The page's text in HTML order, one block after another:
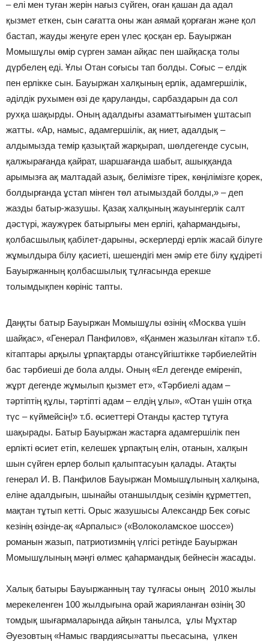
– елі мен туған жерін нағыз сүйген, оған қашан да адал
қызмет еткен, сын сағатта оны жан аямай қорғаған және қол
бастап, жауды жеңуге ерен үлес қосқан ер. Бауыржан
Момышұлы өмір сүрген заман айқас пен шайқасқа толы
дүрбелең еді. Ұлы Отан соғысы тап болды. Соғыс – елдік
пен ерлікке сын. Бауыржан халқының ерлік, адамгершілік,
әділдік рухымен өзі де қаруланды, сарбаздарын да сол
рухқа шақырды. Оның адалдығы азаматтығымен ұштасып
жатты. «Ар, намыс, адамгершілік, ақ ниет, адалдық –
алдымызда темір қазықтай жарқырап, шөлдегенде сусын,
қалжырағанда қайрат, шаршағанда шабыт, ашыққанда
арымызға ақ малтадай азық, белімізге тірек, көңілімізге қорек,
болдырғанда ұстап мінген төл атымыздай болды,» – деп
жазды батыр-жазушы. Қазақ халқының жауынгерлік салт
дәстүрі, жаужүрек батырлығы мен ерлігі, қаһармандығы,
қолбасшылық қабілет-дарыны, әскерлерді ерлік жасай білуге
жұмылдыра білу қасиеті, шешендігі мен әмір ете білу құдіреті
Бауыржанның қолбасшылық тұлғасында ерекше
толымдықпен көрініс тапты.
Даңқты батыр Бауыржан Момышұлы өзінің «Москва үшін
шайқас», «Генерал Панфилов», «Қанмен жазылған кітап» т.б.
кітаптары арқылы ұрпақтарды отансүйгіштікке тәрбиелейтін
бас тәрбиеші де бола алды. Оның «Ел дегенде еміреніп,
жұрт дегенде жұмылып қызмет ет», «Тәрбиелі адам –
тәртіптің құлы, тәртіпті адам – елдің ұлы», «Отан үшін отқа
түс – күймейсің!» т.б. өсиеттері Отанды қастер тұтуға
шақырады. Батыр Бауыржан жастарға адамгершілік пен
ерлікті өсиет етіп, келешек ұрпақтың елін, отанын, халқын
шын сүйген ерлер болып қалыптасуын қалады. Атақты
генерал И. В. Панфилов Бауыржан Момышұлының халқына,
еліне адалдығын, шынайы отаншылдық сезімін құрметтеп,
мақтан тұтып кетті. Орыс жазушысы Александр Бек соғыс
кезінің өзінде-ақ «Арпалыс» («Волоколамское шоссе»)
романын жазып, патриотизмнің үлгісі ретінде Бауыржан
Момышұлының мәңгі өлмес қаһармандық бейнесін жасады.
Халық батыры Бауыржанның тау тұлғасы оның 2010 жылы
мерекеленген 100 жылдығына орай жарияланған өзінің 30
томдық шығармаларында айқын танылса, ұлы Мұхтар
Әуезовтың «Намыс гвардиясы»атты пьесасына, үлкен